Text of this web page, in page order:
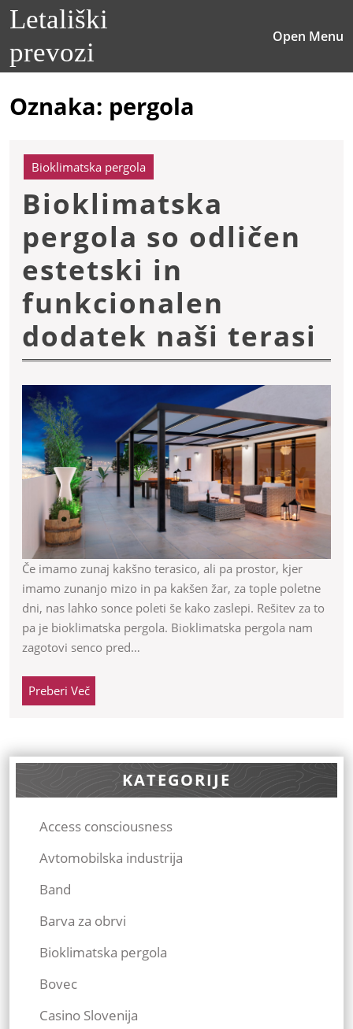
SkipLetališki
prevozi
Open Menu
Oznaka: pergola
Bioklimatska pergola
Bioklimatska
pergola so odličen
estetski in
funkcionalen
dodatek naši terasi
Če imamo zunaj kakšno terasico, ali pa prostor, kjer
imamo zunanjo mizo in pa kakšen žar, za tople poletne
dni, nas lahko sonce poleti še kako zaslepi. Rešitev za to
pa je bioklimatska pergola. Bioklimatska pergola nam
zagotovi senco pred…
Preberi VečPreberi
Več
KATEGORIJE
Access consciousness
Avtomobilska industrija
Band
Barva za obrvi
Bioklimatska pergola
Bovec
Casino Slovenija